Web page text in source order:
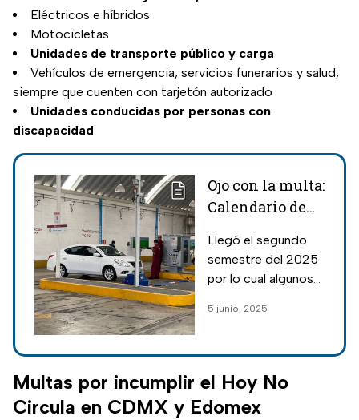
Eléctricos e híbridos
Motocicletas
Unidades de transporte público y carga
Vehículos de emergencia, servicios funerarios y salud,
siempre que cuenten con tarjetón autorizado
Unidades conducidas por personas con
discapacidad
Ojo con la multa:
Calendario de
junio y lo que
resta del 2025
Edomex
Llegó el segundo
semestre del 2025
por lo cual algunos
deberán cumplir con
verificación
vehicular; fechas y
multas omitirlo.
5 junio, 2025
Multas por incumplir el Hoy No
Circula en CDMX y Edomex